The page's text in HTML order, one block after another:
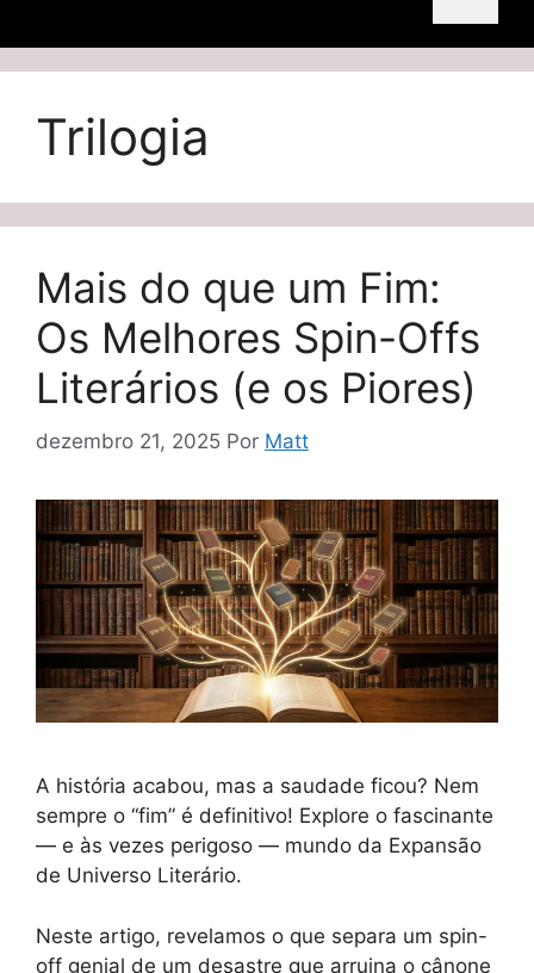
Trilogia
Mais do que um Fim:
Os Melhores Spin-Offs
Literários (e os Piores)
dezembro 21, 2025 Por Matt
A história acabou, mas a saudade ficou? Nem
sempre o “fim” é definitivo! Explore o fascinante
— e às vezes perigoso — mundo da Expansão
de Universo Literário.
Neste artigo, revelamos o que separa um spin-
off genial de um desastre que arruina o cânone